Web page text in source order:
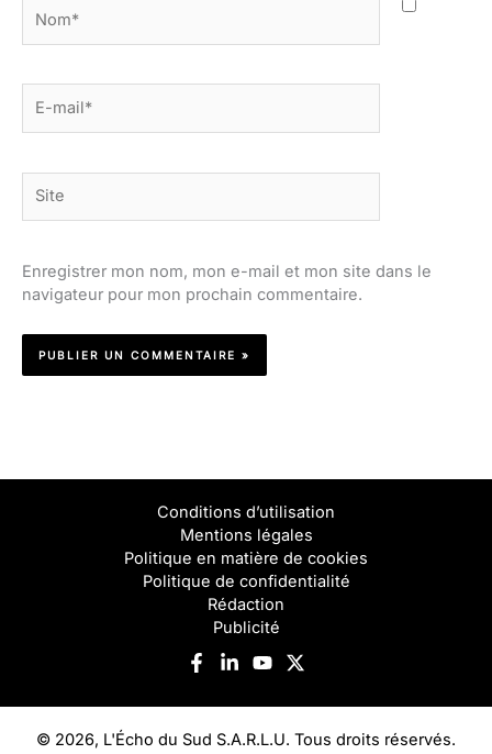
mail*
Enregistrer mon nom, mon e-mail et mon site dans le
navigateur pour mon prochain commentaire.
Conditions d’utilisation
Mentions légales
Politique en matière de cookies
Politique de confidentialité
Rédaction
Publicité
© 2026, L'Écho du Sud S.A.R.L.U. Tous droits réservés.